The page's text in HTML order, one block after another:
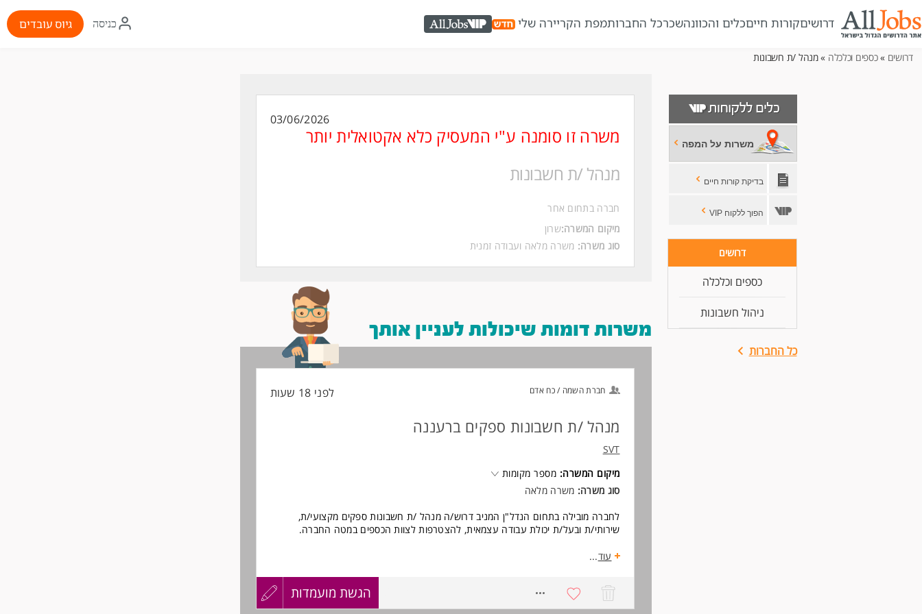
דרושיםקורות חייםכלים והכוונהשכרכל החברותמפת הקריירה שלי AllJobs VIP
איקון
התחברות
כניסה גיוס עובדים
דרושים »כספים וכלכלה » מנהל /ת חשבונות
משרות על המפה
בדיקת קורות חיים
הפוך ללקוח VIP
דרושים
כספים וכלכלה
ניהול חשבונות
כל החברות
03/06/2026
משרה זו סומנה ע"י המעסיק כלא אקטואלית יותר
מנהל /ת חשבונות
חברה בתחום אחר
מיקום המשרה:שרון
סוג משרה: משרה מלאה ועבודה זמנית
משרות דומות שיכולות לעניין אותך
חברת השמה / כח אדם לפני 18 שעות
מנהל /ת חשבונות ספקים ברעננה
SVT
מיקום המשרה: מספר מקומות
סוג משרה: משרה מלאה
לחברה מובילה בתחום הנדל"ן המניב דרוש/ה מנהל /ת חשבונות ספקים מקצועי/ת,
שירותי/ת ובעל/ת יכולת עבודה עצמאית, להצטרפות לצוות הכספים במטה החברה.
תחומי אחריות:
טיפול שוטף בחשבונות ספקים (ספקי קבלן, ספקי שירותים וספקי ציוד)
עוד...
הגשת מועמדות
עדכון